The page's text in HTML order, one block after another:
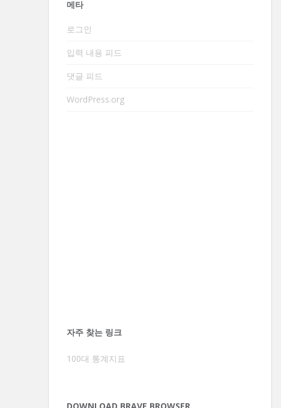
메타
로그인
입력 내용 피드
댓글 피드
WordPress.org
자주 찾는 링크
100대 통계지표